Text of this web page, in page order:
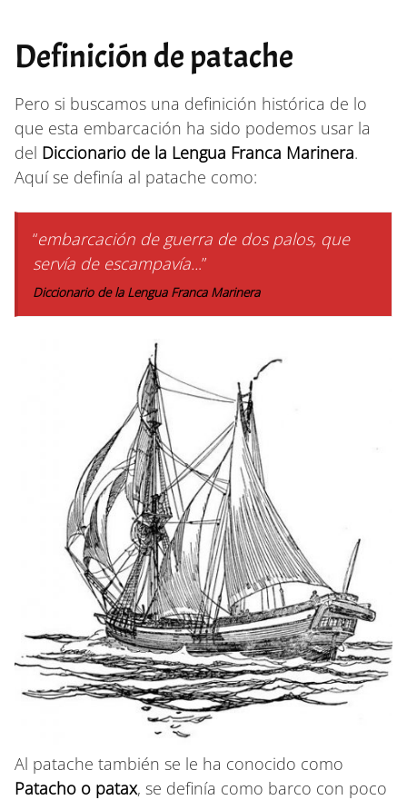
Definición de patache
Pero si buscamos una definición histórica de lo
que esta embarcación ha sido podemos usar la
del Diccionario de la Lengua Franca Marinera.
Aquí se definía al patache como:
“embarcación de guerra de dos palos, que
servía de escampavía...”
Diccionario de la Lengua Franca Marinera
Al patache también se le ha conocido como
Patacho o patax, se definía como barco con poco